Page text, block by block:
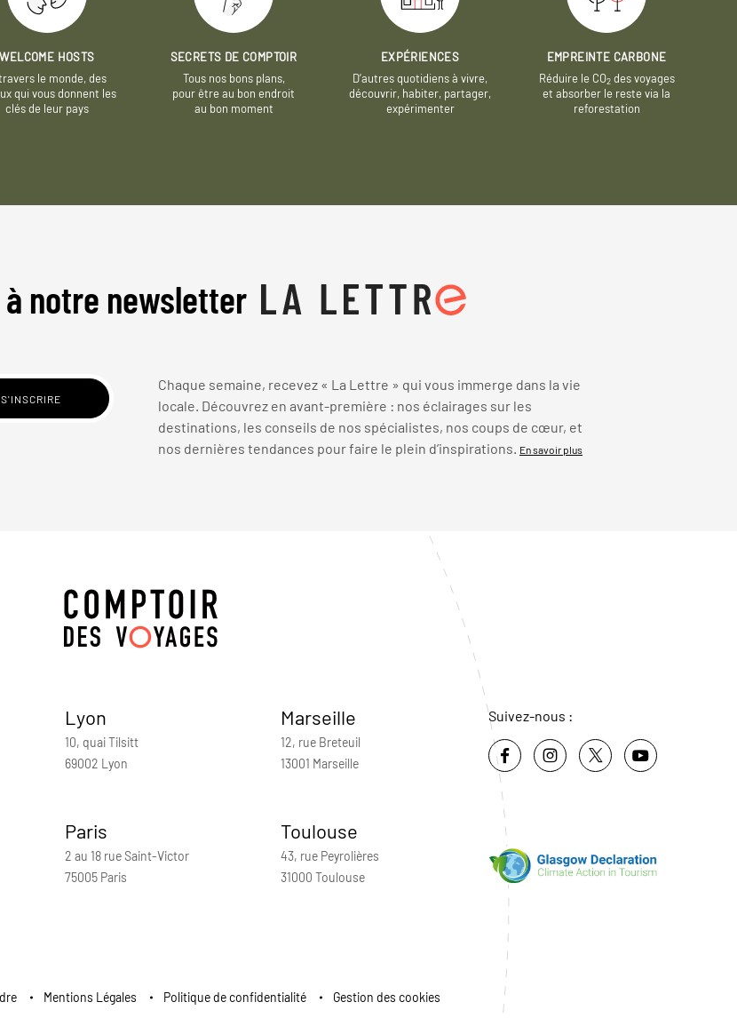
WELCOME HOSTS
le monde, des
qui vous donnent les
clés de leur pays
SECRETS DE COMPTOIR
Tous nos bons plans,
pour être au bon endroit
au bon moment
EXPÉRIENCES
D’autres quotidiens à vivre,
découvrir, habiter, partager,
expérimenter
EMPREINTE CARBONE
Réduire le CO2des voyages
et absorber le reste via la
reforestation
notre newsletter
Chaque semaine, recevez « La Lettre » qui vous immerge dans la vie
locale. Découvrez en avant-première : nos éclairages sur les
destinations, les conseils de nos spécialistes, nos coups de cœur, et
nos dernières tendances pour faire le plein d’inspirations. En savoir plus
Lyon
10, quai Tilsitt
69002 Lyon
Marseille
12, rue Breteuil
13001 Marseille
Paris
2 au 18 rue Saint-Victor
75005 Paris
Toulouse
43, rue Peyrolières
31000 Toulouse
Suivez-nous :
Mentions Légales Politique de confidentialité Gestion des cookies